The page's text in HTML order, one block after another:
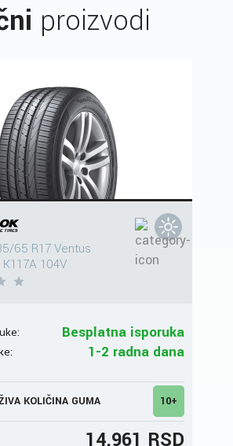
proizvodi
65 R17 Ventus
104V
Besplatna isporuka
1-2 radna dana
KOLIČINA GUMA 10+
14.961 RSD